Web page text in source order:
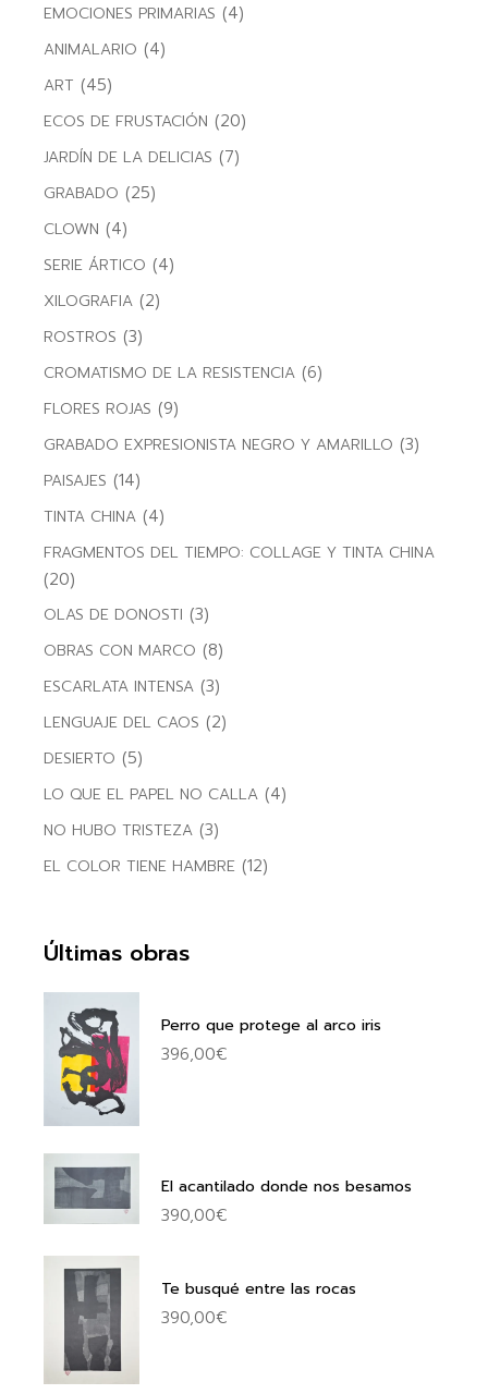
EMOCIONES PRIMARIAS (4)
ANIMALARIO (4)
ART (45)
ECOS DE FRUSTACIÓN (20)
JARDÍN DE LA DELICIAS (7)
GRABADO (25)
CLOWN (4)
SERIE ÁRTICO (4)
XILOGRAFIA (2)
ROSTROS (3)
CROMATISMO DE LA RESISTENCIA (6)
FLORES ROJAS (9)
GRABADO EXPRESIONISTA NEGRO Y AMARILLO (3)
PAISAJES (14)
TINTA CHINA (4)
FRAGMENTOS DEL TIEMPO: COLLAGE Y TINTA CHINA
(20)
OLAS DE DONOSTI (3)
OBRAS CON MARCO (8)
ESCARLATA INTENSA (3)
LENGUAJE DEL CAOS (2)
DESIERTO (5)
LO QUE EL PAPEL NO CALLA (4)
NO HUBO TRISTEZA (3)
EL COLOR TIENE HAMBRE (12)
Últimas obras
Perro que protege al arco iris
396,00€
El acantilado donde nos besamos
390,00€
Te busqué entre las rocas
390,00€